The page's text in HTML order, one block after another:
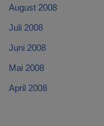
August 2008
Juli 2008
Juni 2008
Mai 2008
April 2008